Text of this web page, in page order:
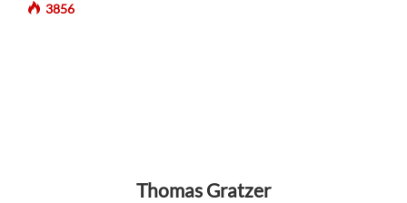
3856
Thomas Gratzer